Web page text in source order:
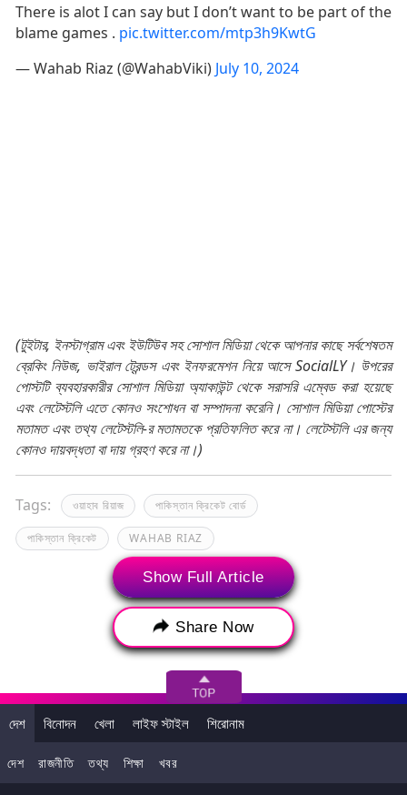
There is alot I can say but I don’t want to be part of the
blame games . pic.twitter.com/mtp3h9KwtG
— Wahab Riaz (@WahabViki) July 10, 2024
(টুইটার, ইনস্টাগ্রাম এবং ইউটিউব সহ সোশাল মিডিয়া থেকে আপনার কাছে সর্বশেষতম
ব্রেকিং নিউজ, ভাইরাল ট্রেন্ডস এবং ইনফরমেশন নিয়ে আসে SocialLY। উপরের
পোস্টটি ব্যবহারকারীর সোশাল মিডিয়া অ্যাকাউন্ট থেকে সরাসরি এম্বেড করা হয়েছে
এবং লেটেস্টলি এতে কোনও সংশোধন বা সম্পাদনা করেনি। সোশাল মিডিয়া পোস্টের
মতামত এবং তথ্য লেটেস্টলি-র মতামতকে প্রতিফলিত করে না। লেটেস্টলি এর জন্য
কোনও দায়বদ্ধতা বা দায় গ্রহণ করে না।)
Tags: ওয়াহাব রিয়াজ পাকিস্তান ক্রিকেট বোর্ড
পাকিস্তান ক্রিকেট WAHAB RIAZ
Pakistan Cricket Board Pakistan Cricket
Show Full Article
Share Now
দেশ বিনোদন খেলা লাইফ স্টাইল শিরোনাম
দেশ রাজনীতি তথ্য শিক্ষা খবর